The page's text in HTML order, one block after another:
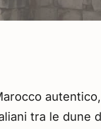
tra le dune